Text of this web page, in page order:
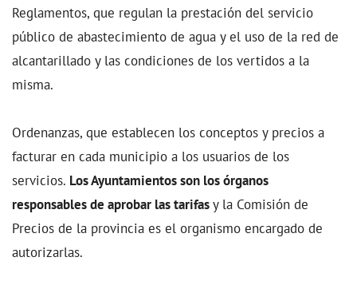
Reglamentos, que regulan la prestación del servicio
público de abastecimiento de agua y el uso de la red de
alcantarillado y las condiciones de los vertidos a la
misma.
Ordenanzas, que establecen los conceptos y precios a
facturar en cada municipio a los usuarios de los
servicios. Los Ayuntamientos son los órganos
responsables de aprobar las tarifasy la Comisión de
Precios de la provincia es el organismo encargado de
autorizarlas.